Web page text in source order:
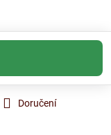
Doručení